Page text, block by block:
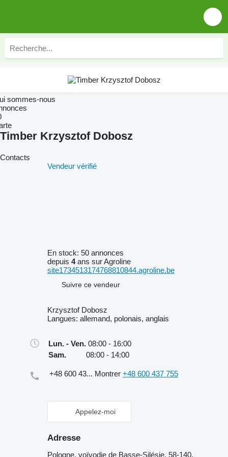
sommes-nous
Timber Krzysztof Dobosz
Contacts
Vendeur vérifié
En stock: 50 annonces
depuis 4ans sur Agroline
site1734513174768810844.agroline.be
Suivre ce vendeur
Krzysztof Dobosz
Langues: allemand, polonais, anglais
Lun. - Ven. 08:00 - 16:00
Sam.
08:00 - 14:00
+48 600 43... Montrer +48 600 437 755
Appelez-moi
Adresse
Pologne, voïvodie de Basse-Silésie, 58-140,